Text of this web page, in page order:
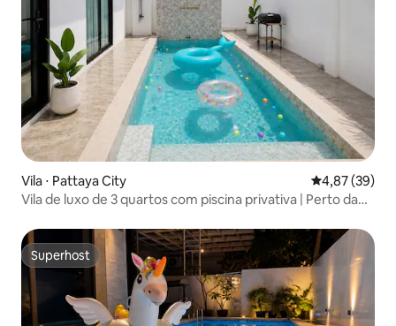
Vila ⋅ Pattaya City 4,87 de uma
4,87 (39)
Vila de luxo de 3 quartos com piscina privativa | Perto da
Superhost
Superhost